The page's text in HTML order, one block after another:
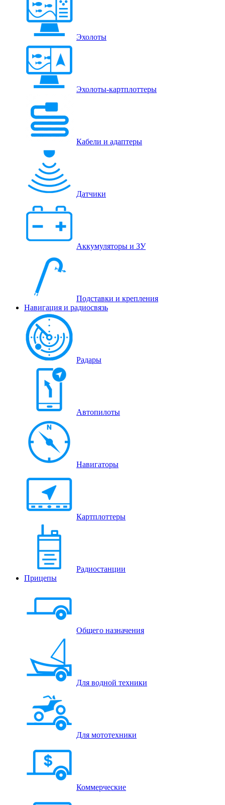
Эхолоты
Эхолоты-картплоттеры
Кабели и адаптеры
Датчики
Аккумуляторы и ЗУ
Подставки и крепления
Навигация и радиосвязь
Радары
Автопилоты
Навигаторы
Картплоттеры
Радиостанции
Прицепы
Общего назначения
Для водной техники
Для мототехники
Коммерческие